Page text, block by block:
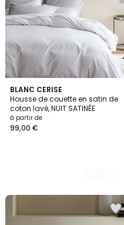
BLANC CERISE
Housse de couette en satin de
coton lavé, NUIT SATINÉE
à partir de
99,00 €
3
Couleurs